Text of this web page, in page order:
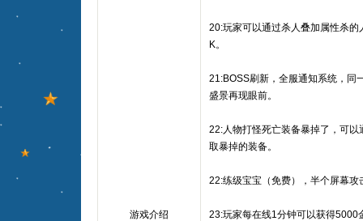
游戏介绍
20:玩家可以通过杀人叠加属性杀
K。
21:BOSS刷新，全服通知系统，同
盛景再现眼前。
22:人物打怪死亡装备暴掉了，可
取暴掉的装备。
22:练级宝宝（免费），半个屏幕攻
23:玩家每在线1分钟可以获得5000